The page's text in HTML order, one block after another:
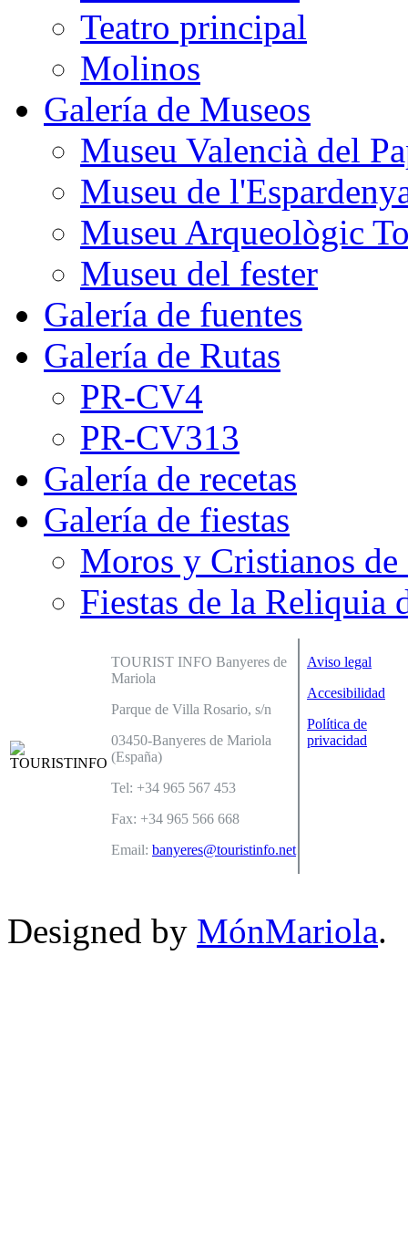
Teatro principal
Molinos
Galería de Museos
Museu Valencià del
Museu de
Museu Arqueològic
Museu del fester
Galería de fuentes
Galería de Rutas
PR-CV4
PR-CV313
Galería de recetas
Galería de fiestas
Moros y Cristianos de
Fiestas de la Reliquia
TOURIST INFO Banyeres de
Mariola
Parque de Villa Rosario, s/n
03450-Banyeres de Mariola
(España)
Tel: +34 965 567 453
Fax: +34 965 566 668
Email: banyeres@touristinfo.net
Aviso legal
Accesibilidad
Política de
privacidad
Designed by MónMariola.